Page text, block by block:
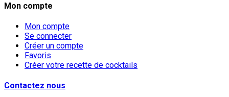
Mon compte
Mon compte
Se connecter
Créer un compte
Favoris
Créer votre recette de cocktails
Contactez nous